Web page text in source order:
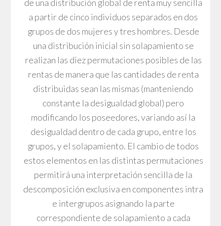
de una distribución global de renta muy sencilla
a partir de cinco individuos separados en dos
grupos de dos mujeres y tres hombres. Desde
una distribución inicial sin solapamiento se
realizan las diez permutaciones posibles de las
rentas de manera que las cantidades de renta
distribuidas sean las mismas (manteniendo
constante la desigualdad global) pero
modificando los poseedores, variando así la
desigualdad dentro de cada grupo, entre los
grupos, y el solapamiento. El cambio de todos
estos elementos en las distintas permutaciones
permitirá una interpretación sencilla de la
descomposición exclusiva en componentes intra
e intergrupos asignando la parte
correspondiente de solapamiento a cada